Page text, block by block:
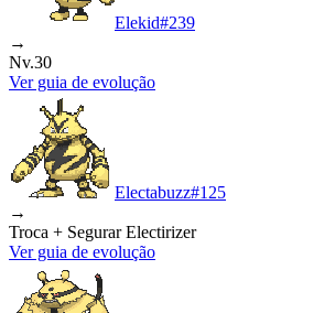
Elekid#239
→
Nv.30
Ver guia de evolução
Electabuzz#125
→
Troca + Segurar Electirizer
Ver guia de evolução